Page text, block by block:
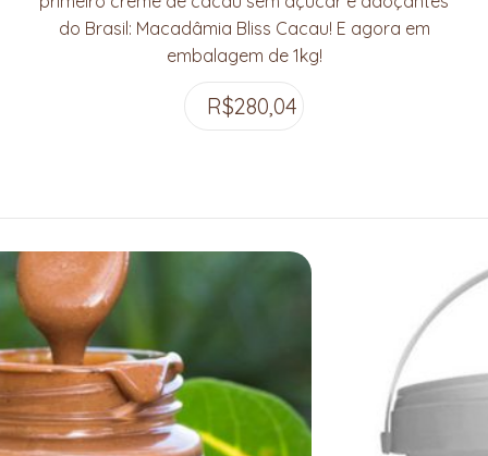
do Brasil: Macadâmia Bliss Cacau! E agora em
embalagem de 1kg!
R$280,04